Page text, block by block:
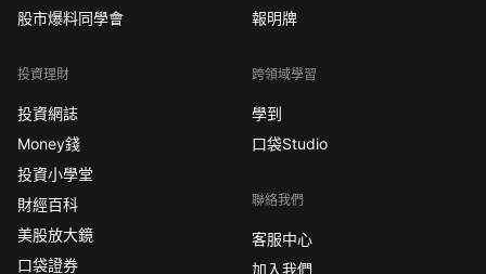
股市爆料同學會
投資理財
投資網誌
Money錢
投資小學堂
財經百科
美股放大鏡
口袋證券
報明牌
跨領域學習
學到
口袋Studio
聯絡我們
客服中心
加入我們